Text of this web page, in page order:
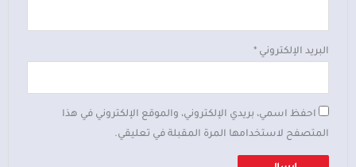
البريد الإلكتروني *
احفظ اسمي، بريدي الإلكتروني، والموقع الإلكتروني في هذا
المتصفح لاستخدامها المرة المقبلة في تعليقي.